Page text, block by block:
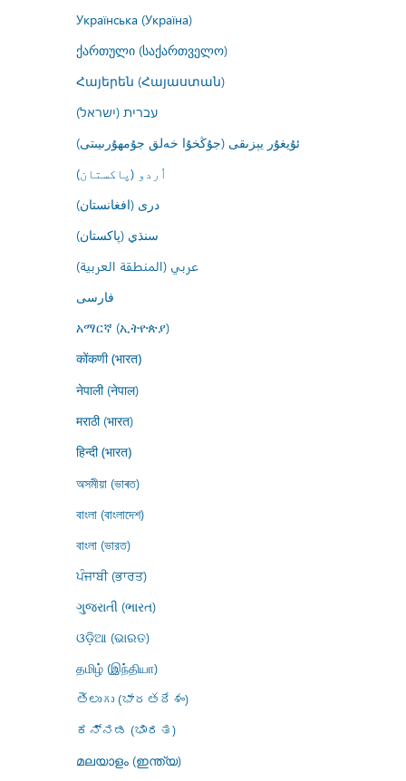
Українська (Україна)
ქართული (საქართველო)
Հայերեն (Հայաստան)
עברית (ישראל)
ئۇيغۇر يېزىقى (جۇڭخۇا خەلق جۇمھۇرىيىتى)
اُردو (پاکستان)
درى (افغانستان)
سنڌي (پاکستان)
عربي (المنطقة العربية)
فارسى
አማርኛ (ኢትዮጵያ)
कोंकणी (भारत)
नेपाली (नेपाल)
मराठी (भारत)
हिन्दी (भारत)
অসমীয়া (ভাৰত)
বাংলা (বাংলাদেশ)
বাংলা (ভারত)
ਪੰਜਾਬੀ (ਭਾਰਤ)
ગુજરાતી (ભારત)
ଓଡ଼ିଆ (ଭାରତ)
தமிழ் (இந்தியா)
తెలుగు (భారతదేశం)
ಕನ್ನಡ (ಭಾರತ)
മലയാളം (ഇന്ത്യ)